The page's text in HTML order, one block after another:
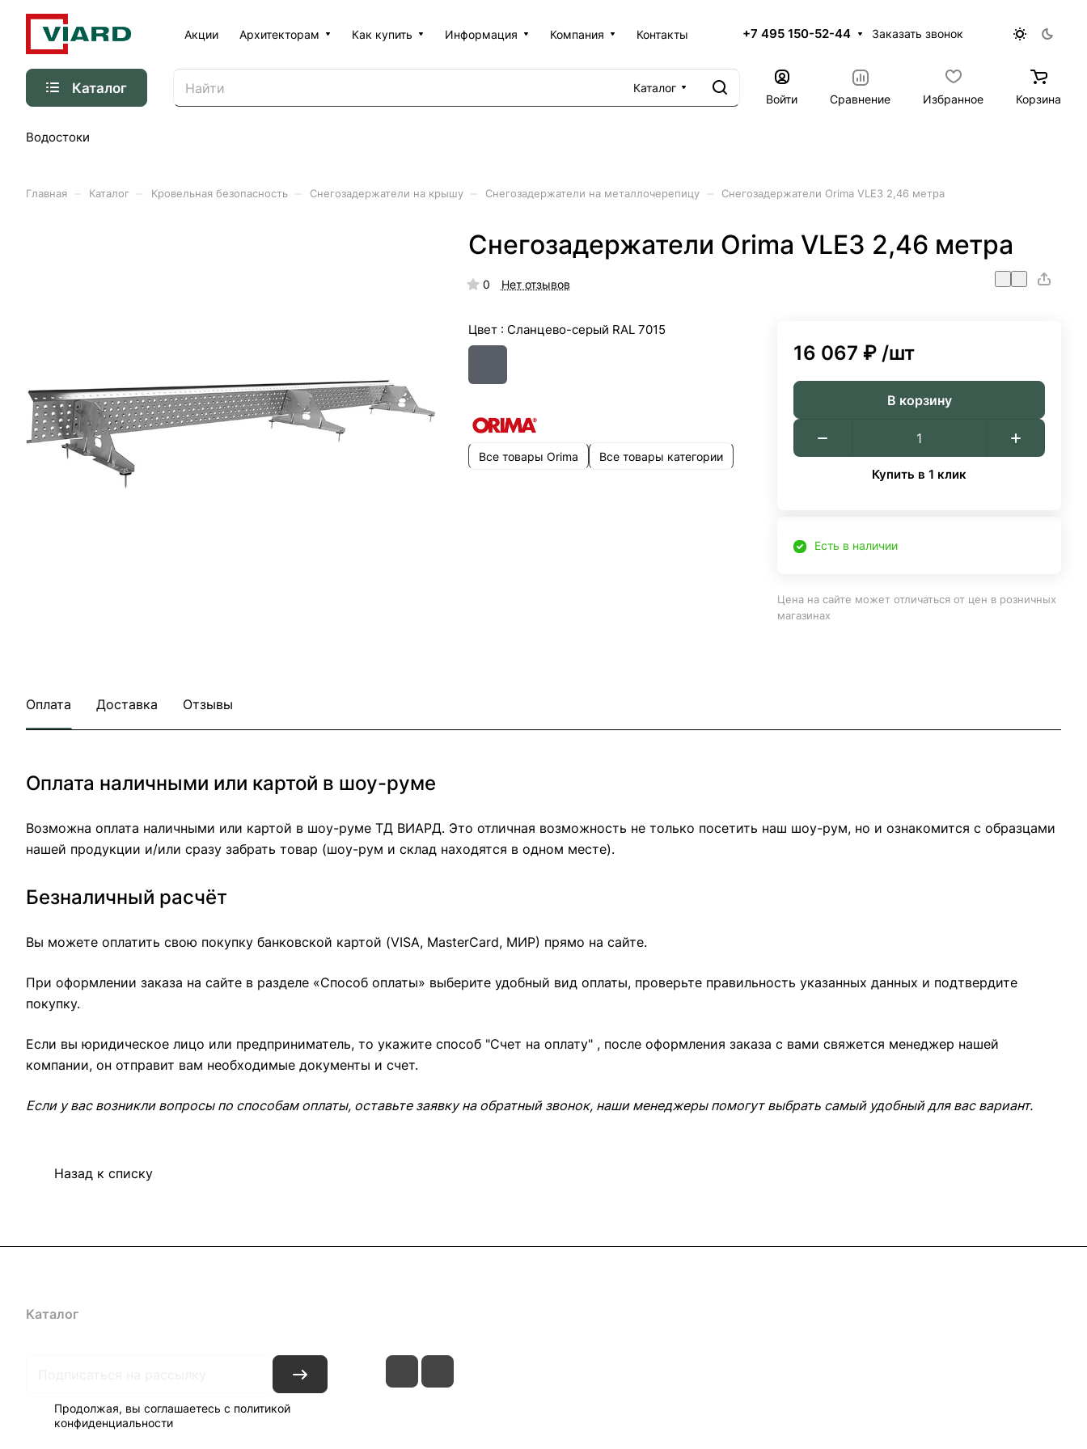
Акции Архитекторам Как купить Информация Компания Контакты +7 495 150-52-44 Заказать звонок
Каталог
Каталог
Войти
Сравнение Избранное Корзина
Водостоки
Главная Каталог Кровельная безопасность Снегозадержатели на крышу Снегозадержатели на металлочерепицу Снегозадержатели Orima VLE3 2,46 метра
Снегозадержатели Orima VLE3 2,46 метра
0 Нет отзывов
Цвет : Сланцево-серый RAL 7015
Все товары Orima Все товары категории
16 067 ₽ /шт
В корзину
Купить в 1 клик
Есть в наличии
Цена на сайте может отличаться от цен в розничных
магазинах
Оплата Доставка Отзывы
Оплата наличными или картой в шоу-руме
Возможна оплата наличными или картой в шоу-руме ТД ВИАРД. Это отличная возможность не только посетить наш шоу-рум, но и ознакомится с образцами
нашей продукции и/или сразу забрать товар (шоу-рум и склад находятся в одном месте).
Безналичный расчёт
Вы можете оплатить свою покупку банковской картой (VISA, MasterCard, МИР) прямо на сайте.
При оформлении заказа на сайте в разделе «Способ оплаты» выберите удобный вид оплаты, проверьте правильность указанных данных и подтвердите
покупку.
Если вы юридическое лицо или предприниматель, то укажите способ "Счет на оплату" , после оформления заказа с вами свяжется менеджер нашей
компании, он отправит вам необходимые документы и счет.
Если у вас возникли вопросы по способам оплаты, оставьте заявку на обратный звонок, наши менеджеры помогут выбрать самый удобный для вас вариант.
Назад к списку
Каталог
Продолжая, вы соглашаетесь с политикой
конфиденциальности